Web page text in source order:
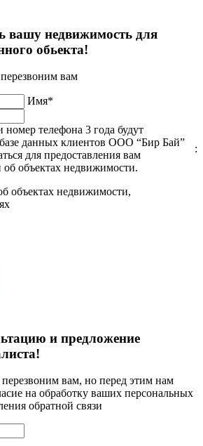
вашу недвижимость для
обьекта!
вам
Имя*
телефона 3 года будут
данных клиентов ООО “Бир Бай”
для предоставления вам
объектах недвижимости.
:
объектах недвижимости,
и предложение
перезвоним вам, но перед этим нам
на обработку ваших персональных
обратной связи